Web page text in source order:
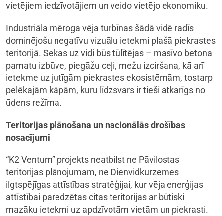
vietējiem iedzīvotājiem un veido vietējo ekonomiku.
Industriāla mēroga vēja turbīnas šādā vidē radīs
dominējošu negatīvu vizuālu ietekmi plašā piekrastes
teritorijā. Sekas uz vidi būs tūlītējas – masīvo betona
pamatu izbūve, piegāžu ceļi, mežu izciršana, kā arī
ietekme uz jutīgām piekrastes ekosistēmām, tostarp
pelēkajām kāpām, kuru līdzsvars ir tieši atkarīgs no
ūdens režīma.
Teritorijas plānošana un nacionālās drošības
nosacījumi
“K2 Ventum” projekts neatbilst ne Pāvilostas
teritorijas plānojumam, ne Dienvidkurzemes
ilgtspējīgas attīstības stratēģijai, kur vēja enerģijas
attīstībai paredzētas citas teritorijas ar būtiski
mazāku ietekmi uz apdzīvotām vietām un piekrasti.